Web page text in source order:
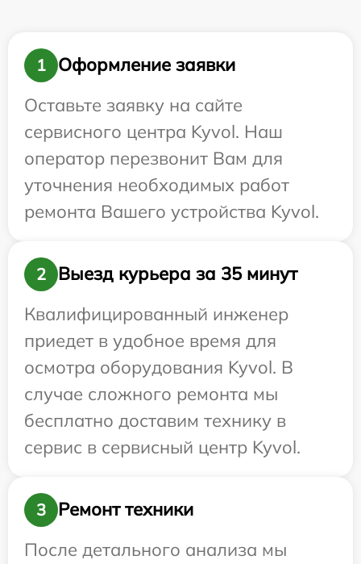
1
Оформление заявки
Оставьте заявку на сайте
сервисного центра Kyvol. Наш
оператор перезвонит Вам для
уточнения необходимых работ
ремонта Вашего устройства Kyvol.
2
Выезд курьера за 35 минут
Квалифицированный инженер
приедет в удобное время для
осмотра оборудования Kyvol. В
случае сложного ремонта мы
бесплатно доставим технику в
сервис в сервисный центр Kyvol.
3
Ремонт техники
После детального анализа мы